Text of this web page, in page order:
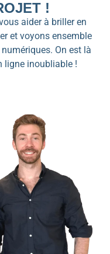
!
aider à briller en
et voyons ensemble
On est là
ligne inoubliable !